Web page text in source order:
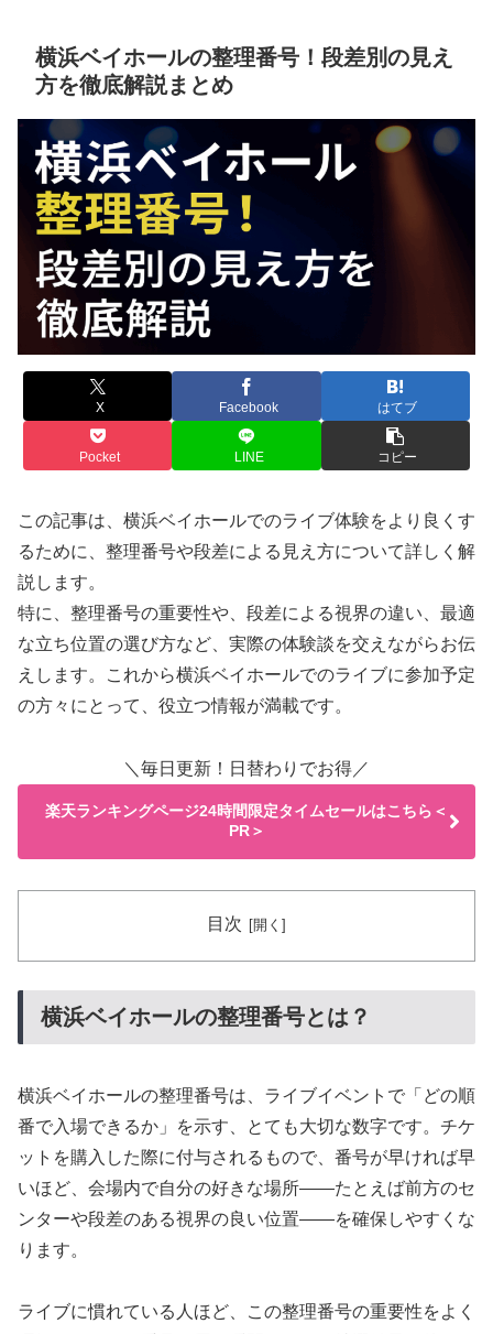
横浜ベイホールの整理番号！段差別の見え
方を徹底解説まとめ
X Facebook はてブ
Pocket LINE コピー
この記事は、横浜ベイホールでのライブ体験をより良くす
るために、整理番号や段差による見え方について詳しく解
説します。
特に、整理番号の重要性や、段差による視界の違い、最適
な立ち位置の選び方など、実際の体験談を交えながらお伝
えします。これから横浜ベイホールでのライブに参加予定
の方々にとって、役立つ情報が満載です。
＼毎日更新！日替わりでお得／
楽天ランキングページ24時間限定タイムセールはこちら＜
PR＞
目次
横浜ベイホールの整理番号とは？
横浜ベイホールの整理番号は、ライブイベントで「どの順
番で入場できるか」を示す、とても大切な数字です。チケ
ットを購入した際に付与されるもので、番号が早ければ早
いほど、会場内で自分の好きな場所――たとえば前方のセ
ンターや段差のある視界の良い位置――を確保しやすくな
ります。
ライブに慣れている人ほど、この整理番号の重要性をよく